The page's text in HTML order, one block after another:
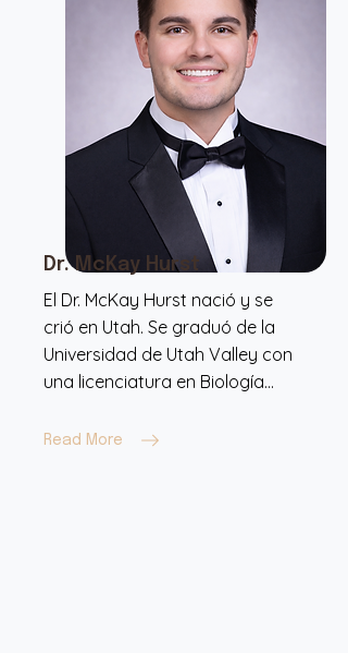
Dr. McKay Hurst
El Dr. McKay Hurst nació y se
crió en Utah. Se graduó de la
Universidad de Utah Valley con
una licenciatura en Biología...
Read More